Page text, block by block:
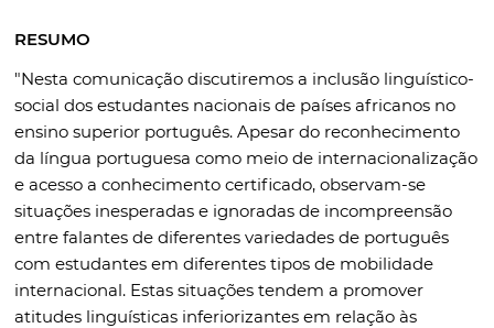
RESUMO
"Nesta comunicação discutiremos a inclusão linguístico-
social dos estudantes nacionais de países africanos no
ensino superior português. Apesar do reconhecimento
da língua portuguesa como meio de internacionalização
e acesso a conhecimento certificado, observam-se
situações inesperadas e ignoradas de incompreensão
entre falantes de diferentes variedades de português
com estudantes em diferentes tipos de mobilidade
internacional. Estas situações tendem a promover
atitudes linguísticas inferiorizantes em relação às